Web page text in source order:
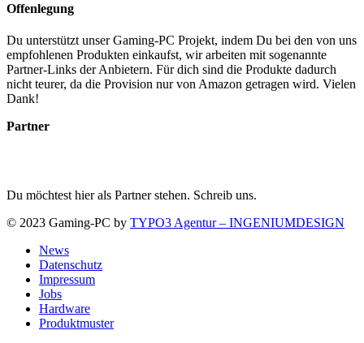
Offenlegung
Du unterstützt unser Gaming-PC Projekt, indem Du bei den von uns
empfohlenen Produkten einkaufst, wir arbeiten mit sogenannte
Partner-Links der Anbietern. Für dich sind die Produkte dadurch
nicht teurer, da die Provision nur von Amazon getragen wird. Vielen
Dank!
Partner
Du möchtest hier als Partner stehen. Schreib uns.
© 2023 Gaming-PC by TYPO3 Agentur – INGENIUMDESIGN
News
Datenschutz
Impressum
Jobs
Hardware
Produktmuster